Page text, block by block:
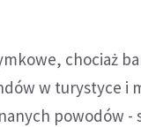
chociaż
w turystyce i
powodów -